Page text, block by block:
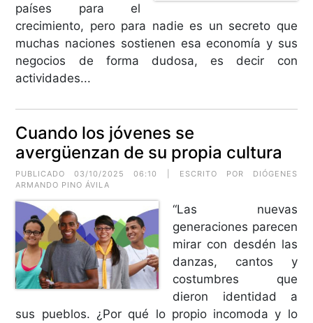
países para el
crecimiento, pero para nadie es un secreto que
muchas naciones sostienen esa economía y sus
negocios de forma dudosa, es decir con
actividades...
Cuando los jóvenes se
avergüenzan de su propia cultura
PUBLICADO 03/10/2025 06:10 | ESCRITO POR
DIÓGENES
ARMANDO PINO ÁVILA
“Las nuevas
generaciones parecen
mirar con desdén las
danzas, cantos y
costumbres que
dieron identidad a
sus pueblos. ¿Por qué lo propio incomoda y lo